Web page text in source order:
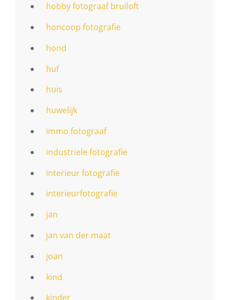
hobby fotograaf bruiloft
honcoop fotografie
hond
huf
huis
huwelijk
immo fotograaf
industriele fotografie
interieur fotografie
interieurfotografie
jan
jan van der maat
joan
kind
kinder